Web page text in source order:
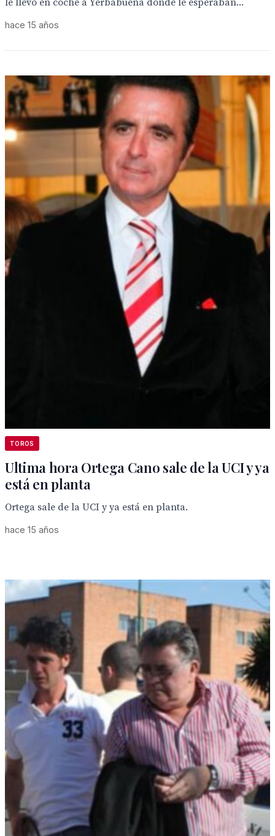
le llevo en coche a Yerbabuena donde le esperaban...
hace 15 años
TOROS
Ultima hora Ortega Cano sale de la UCI y ya
está en planta
Ortega sale de la UCI y ya está en planta.
hace 15 años